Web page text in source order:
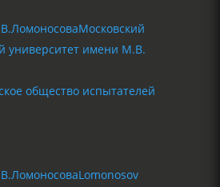
Московский
университет имени М.В.
общество испытателей
Lomonosov